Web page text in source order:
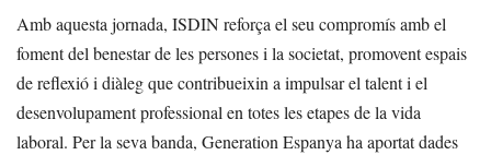
Amb aquesta jornada, ISDIN reforça el seu compromís amb el
foment del benestar de les persones i la societat, promovent espais
de reflexió i diàleg que contribueixin a impulsar el talent i el
desenvolupament professional en totes les etapes de la vida
laboral. Per la seva banda, Generation Espanya ha aportat dades